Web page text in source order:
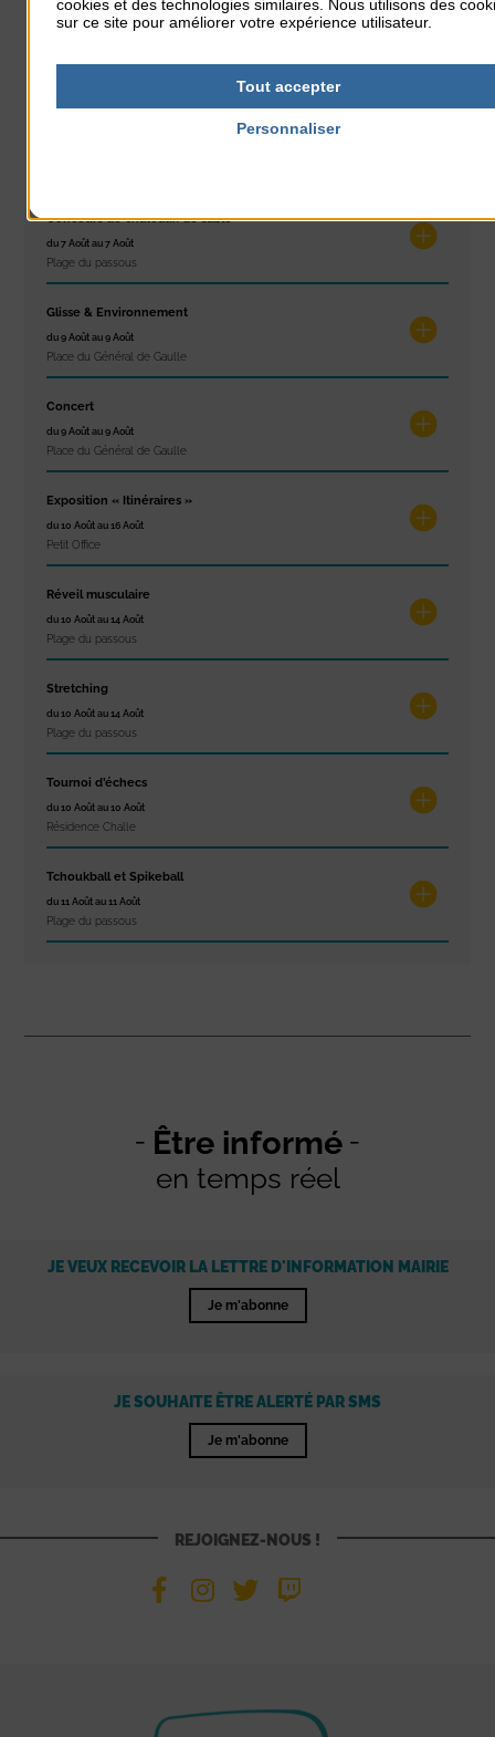
Réveil musculaire
Concours de châteaux de sable
du 7 Août au 7 Août
Plage du passous
Glisse & Environnement
du 9 Août au 9 Août
Place du Général de Gaulle
Concert
du 9 Août au 9 Août
Place du Général de Gaulle
Exposition « Itinéraires »
du 10 Août au 16 Août
Petit Office
Réveil musculaire
du 10 Août au 14 Août
Plage du passous
Stretching
du 10 Août au 14 Août
Plage du passous
Tournoi d’échecs
du 10 Août au 10 Août
Résidence Challe
Tchoukball et Spikeball
du 11 Août au 11 Août
Plage du passous
Être informé
en temps réel
JE VEUX RECEVOIR LA LETTRE D'INFORMATION MAIRIE
Je m'abonne
JE SOUHAITE ÊTRE ALERTÉ PAR SMS
Je m'abonne
REJOIGNEZ-NOUS !
cookies et des technologies similaires. Nous utilisons des
sur ce site pour améliorer votre expérience utilisateur.
Tout accepter
Personnaliser